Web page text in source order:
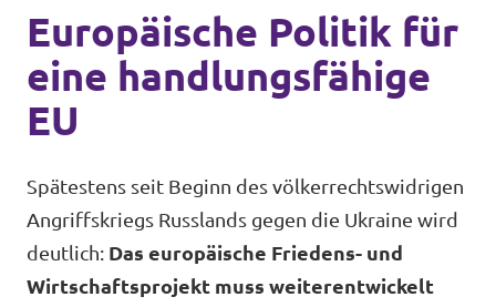
Volt in deinem Bundesland
Volt Deutschland Merchandise Shop
Programm
Über Volt
Menschen
Neuigkeiten
Europäische Politik für
eine handlungsfähige
EU
Spätestens seit Beginn des völkerrechtswidrigen
Angriffskriegs Russlands gegen die Ukraine wird
deutlich: Das europäische Friedens- und
Wirtschaftsprojekt muss weiterentwickelt